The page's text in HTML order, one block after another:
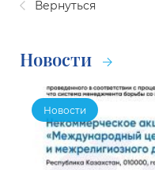
Вернуться
Новости
Новости